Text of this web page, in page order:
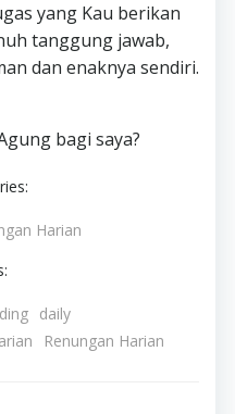
yang Kau berikan
tanggung jawab,
dan enaknya sendiri.
bagi saya?
Harian
daily
Renungan Harian